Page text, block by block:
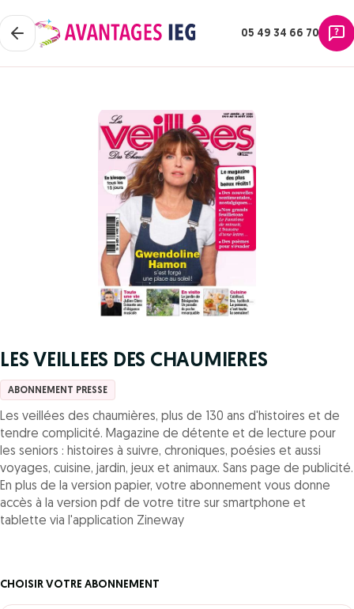
05 49 34 66 70
LES VEILLEES DES CHAUMIERES
ABONNEMENT PRESSE
Les veillées des chaumières, plus de 130 ans d'histoires et de
tendre complicité. Magazine de détente et de lecture pour
les seniors : histoires à suivre, chroniques, poésies et aussi
voyages, cuisine, jardin, jeux et animaux. Sans page de publicité.
En plus de la version papier, votre abonnement vous donne
accès à la version pdf de votre titre sur smartphone et
tablette via l'application Zineway
CHOISIR VOTRE ABONNEMENT